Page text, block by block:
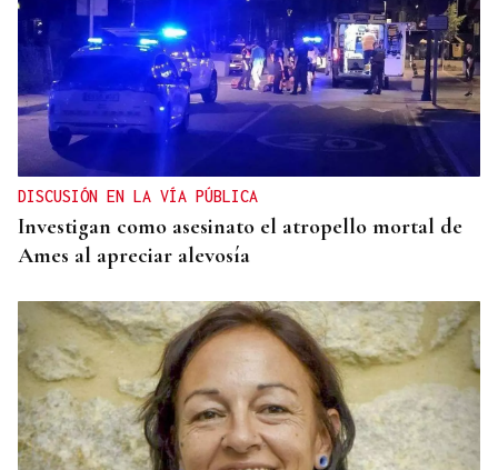
DISCUSIÓN EN LA VÍA PÚBLICA
Investigan como asesinato el atropello mortal de
Ames al apreciar alevosía